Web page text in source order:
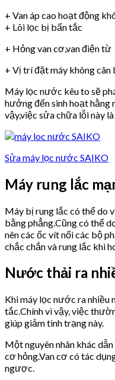
+ Van áp cao hoạt động
+ Lõi lọc bị bẩn tắc
+ Hỏng van cơ,van điện từ
+ Vị trí đặt máy không cân
Máy lọc nước kêu to sẽ
hưởng đến sinh hoạt hằng
vậy,việc sửa chữa lỗi này
Sửa máy lọc nước SAIKO
Máy rung lắc
Máy bị rung lắc có thể do
bằng phẳng.Cũng có thể
nên các ốc vít nối các bộ
chắc chắn và rung lắc khi
Nước thải ra
Khi máy lọc nước ra
tắc.Chính vì vậy, việc
giúp giảm tình trạng này.
Một nguyên nhân khác
cơ hỏng.Van cơ có tác
ngược.